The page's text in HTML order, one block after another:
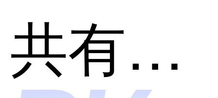
共有分类：开发者工具